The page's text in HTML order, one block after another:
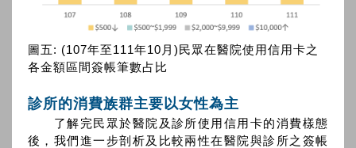
圖五: (107年至111年10月)民眾在醫院使用信用卡之
各金額區間簽帳筆數占比
診所的消費族群主要以女性為主
了解完民眾於醫院及診所使用信用卡的消費樣態
後，我們進一步剖析及比較兩性在醫院與診所之簽帳